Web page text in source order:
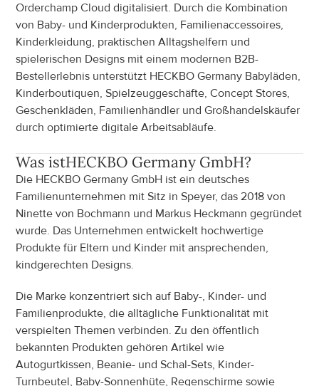
Orderchamp Cloud digitalisiert. Durch die Kombination
von Baby- und Kinderprodukten, Familienaccessoires,
Kinderkleidung, praktischen Alltagshelfern und
spielerischen Designs mit einem modernen B2B-
Bestellerlebnis unterstützt HECKBO Germany Babyläden,
Kinderboutiquen, Spielzeuggeschäfte, Concept Stores,
Geschenkläden, Familienhändler und Großhandelskäufer
durch optimierte digitale Arbeitsabläufe.
Was istHECKBO Germany GmbH?
Die HECKBO Germany GmbH ist ein deutsches
Familienunternehmen mit Sitz in Speyer, das 2018 von
Ninette von Bochmann und Markus Heckmann gegründet
wurde. Das Unternehmen entwickelt hochwertige
Produkte für Eltern und Kinder mit ansprechenden,
kindgerechten Designs.
Die Marke konzentriert sich auf Baby-, Kinder- und
Familienprodukte, die alltägliche Funktionalität mit
verspielten Themen verbinden. Zu den öffentlich
bekannten Produkten gehören Artikel wie
Autogurtkissen, Beanie- und Schal-Sets, Kinder-
Turnbeutel, Baby-Sonnenhüte, Regenschirme sowie